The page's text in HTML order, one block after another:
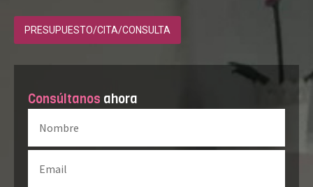
PRESUPUESTO/CITA/CONSULTA
Consúltanos ahora